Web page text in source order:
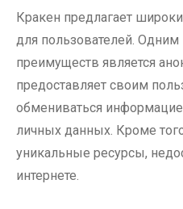
Кракен предлагает
для пользователей.
преимуществ является
предоставляет своим
обмениваться
личных данных. Кроме
уникальные ресурсы,
интернете.